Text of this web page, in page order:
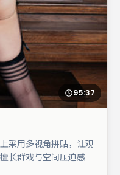
95:37
采用多视角拼贴，让观
长群戏与空间压迫感，